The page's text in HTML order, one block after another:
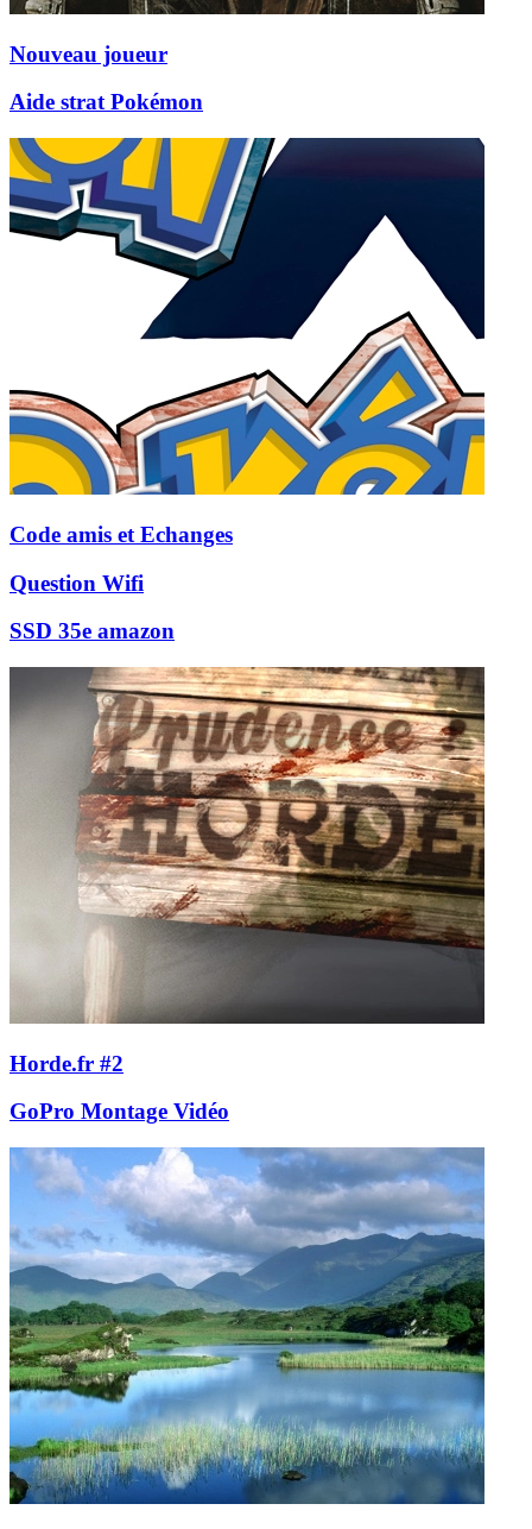
Nouveau joueur
Aide strat Pokémon
Code amis et Echanges
Question Wifi
SSD 35e amazon
Horde.fr #2
GoPro Montage Vidéo